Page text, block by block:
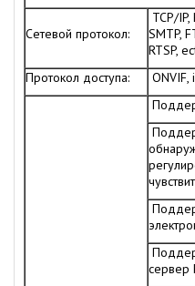
Сетевой протокол:
TCP/IP,
SMTP,
RTSP,
Протокол доступа:
ONVIF,
сервер